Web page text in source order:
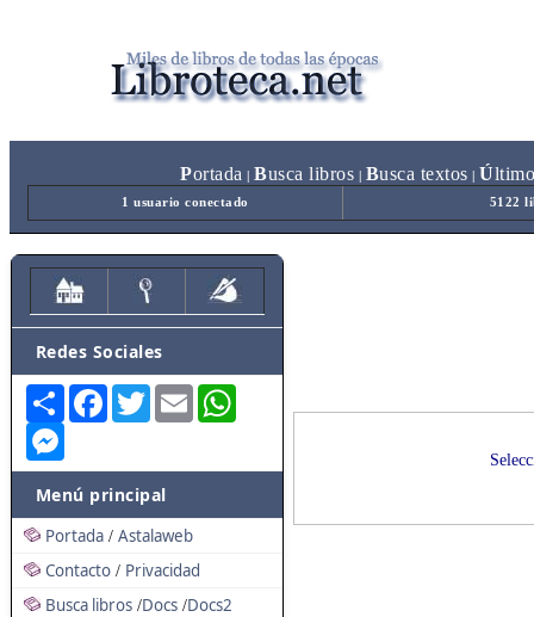
Portada Busca libros Busca textos Ú
1 usuario conectado 5122
Redes Sociales
Share FacebookTwitterEmail
Menú principal
Portada / Astalaweb
Contacto / Privacidad
Busca libros /Docs /Docs2